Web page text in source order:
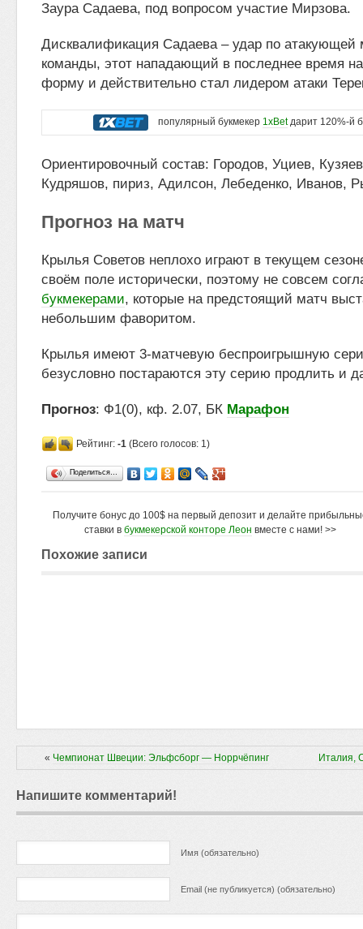
Заура Садаева, под вопросом участие Мирзова.
Дисквалификация Садаева – удар по атакующей
команды, этот нападающий в последнее время
форму и действительно стал лидером атаки
популярный букмекер 1xBetдарит 120%-й
Ориентировочный состав: Городов, Уциев,
Кудряшов, пириз, Адилсон, Лебеденко, Иванов,
Прогноз на матч
Крылья Советов неплохо играют в текущем
своём поле исторически, поэтому не совсем
букмекерами, которые на предстоящий матч
небольшим фаворитом.
Крылья имеют 3-матчевую беспроигрышную
безусловно постараются эту серию продлить и
Прогноз: Ф1(0), кф. 2.07, БК Марафон
Рейтинг: -1 (Всего голосов: 1)
Поделиться…
Получите бонус до 100$ на первый депозит и делайте
ставки в букмекерской конторе Леон вместе с нами! >>
Похожие записи
« Чемпионат Швеции: Эльфсборг — Норрчёпинг Италия,
Напишите комментарий!
Имя (обязательно)
Email (не публикуется) (обязательно)